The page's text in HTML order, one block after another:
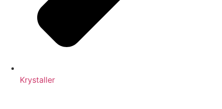
Krystaller